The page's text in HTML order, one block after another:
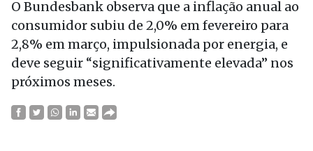
O Bundesbank observa que a inflação anual ao
consumidor subiu de 2,0% em fevereiro para
2,8% em março, impulsionada por energia, e
deve seguir “significativamente elevada” nos
próximos meses.